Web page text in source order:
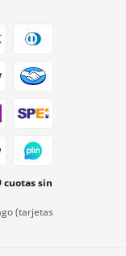
cuotas sin
(tarjetas